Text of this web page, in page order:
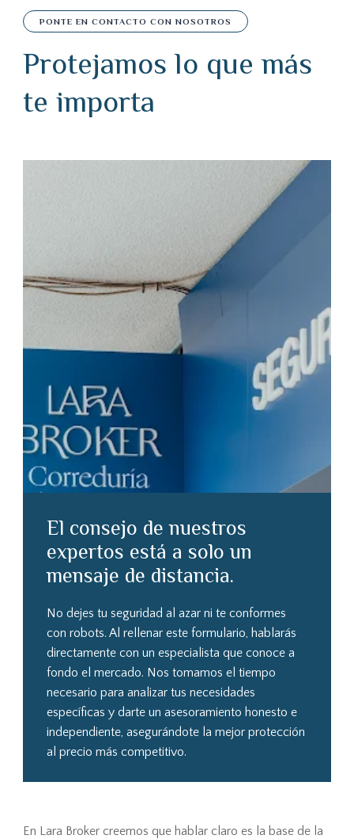
PONTE EN CONTACTO CON NOSOTROS
Protejamos lo que más
te importa
El consejo de nuestros
expertos está a solo un
mensaje de distancia.
No dejes tu seguridad al azar ni te conformes
con robots. Al rellenar este formulario, hablarás
directamente con un especialista que conoce a
fondo el mercado. Nos tomamos el tiempo
necesario para analizar tus necesidades
específicas y darte un asesoramiento honesto e
independiente, asegurándote la mejor protección
al precio más competitivo.
En Lara Broker creemos que hablar claro es la base de la